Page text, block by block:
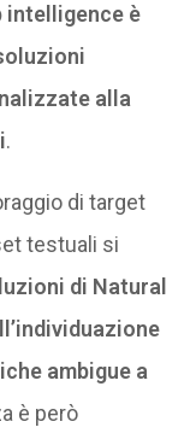
intelligence è
alla
.
di target
testuali si
di Natural
ambigue a
è però